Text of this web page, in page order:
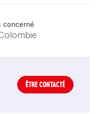
concerné
ÊTRE CONTACTÉ